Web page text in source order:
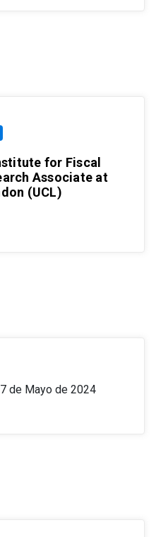
for Fiscal
Associate at
(UCL)
de Mayo de 2024